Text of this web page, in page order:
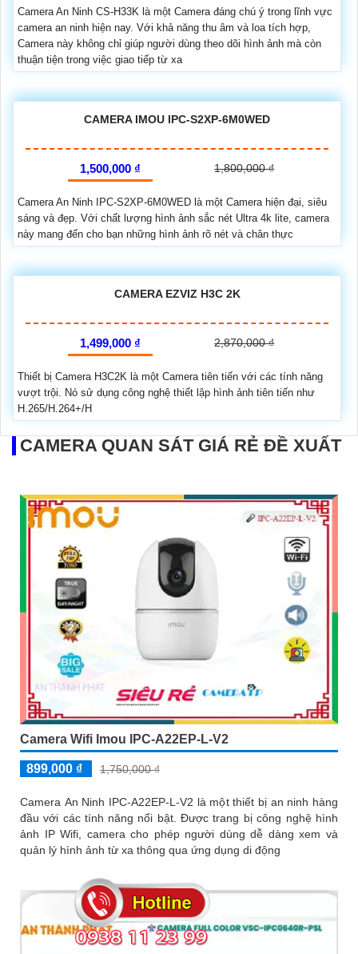
Camera An Ninh CS-H33K là một Camera đáng chú ý trong lĩnh vực
camera an ninh hiện nay. Với khả năng thu âm và loa tích hợp,
Camera này không chỉ giúp người dùng theo dõi hình ảnh mà còn
thuận tiện trong việc giao tiếp từ xa
CAMERA IMOU IPC-S2XP-6M0WED
1,500,000 ₫ 1,800,000 ₫
Camera An Ninh IPC-S2XP-6M0WED là một Camera hiện đại, siêu
sáng và đẹp. Với chất lượng hình ảnh sắc nét Ultra 4k lite, camera
này mang đến cho bạn những hình ảnh rõ nét và chân thực
CAMERA EZVIZ H3C 2K
1,499,000 ₫ 2,870,000 ₫
Thiết bị Camera H3C2K là một Camera tiên tiến với các tính năng
vượt trội. Nó sử dụng công nghệ thiết lập hình ảnh tiên tiến như
H.265/H.264+/H
CAMERA QUAN SÁT GIÁ RẺ ĐỀ XUẤT
Camera Wifi Imou IPC-A22EP-L-V2
899,000 ₫ 1,750,000 ₫
Camera An Ninh IPC-A22EP-L-V2 là một thiết bị an ninh hàng
đầu với các tính năng nổi bật. Được trang bị công nghệ hình
ảnh IP Wifi, camera cho phép người dùng dễ dàng xem và
quản lý hình ảnh từ xa thông qua ứng dụng di động